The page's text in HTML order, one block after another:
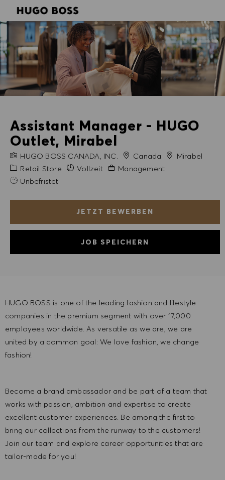
Assistant Manager - HUGO
Outlet, Mirabel
FIRMENNAME
HUGO BOSS CANADA, INC. Canada StadtMirabel
Kategorie
Retail Store Vollzeit Erfahrung erforderlich
Management
Unbefristet
JETZT BEWERBEN
JOB SPEICHERN
HUGO BOSS is one of the leading fashion and lifestyle
companies in the premium segment with over 17,000
employees worldwide. As versatile as we are, we are
united by a common goal: We love fashion, we change
fashion!
Become a brand ambassador and be part of a team that
works with passion, ambition and expertise to create
excellent customer experiences. Be among the first to
bring our collections from the runway to the customers!
Join our team and explore career opportunities that are
tailor-made for you!